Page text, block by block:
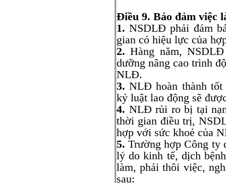
Điều 9. Bảo đảm việc
1. NSDLĐ phải đảm
gian có hiệu lực của
2. Hàng năm,
dưỡng nâng cao trình
NLĐ.
3. NLĐ hoàn thành
kỷ luật lao động sẽ
4. NLĐ rủi ro bị tại
thời gian điều trị,
hợp với sức khoẻ của
5. Trường hợp Công ty
lý do kinh tế, dịch
làm, phải thôi việc,
sau: